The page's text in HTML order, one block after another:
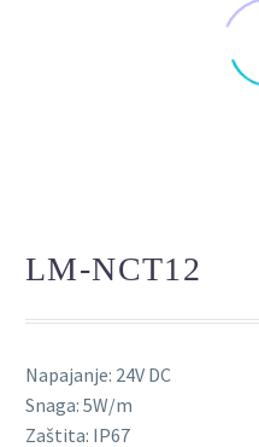
LM-NCT12
Napajanje: 24V DC
Snaga: 5W/m
Zaštita: IP67